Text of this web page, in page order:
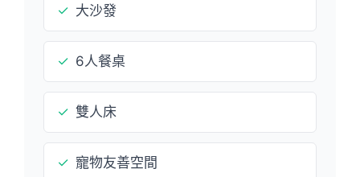
✓ 大沙發
✓ 6人餐桌
✓ 雙人床
✓ 寵物友善空間